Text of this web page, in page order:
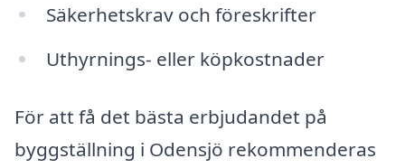
Säkerhetskrav och föreskrifter
Uthyrnings- eller köpkostnader
För att få det bästa erbjudandet på
byggställning i Odensjö rekommenderas